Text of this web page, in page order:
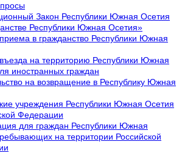
Закон Республики Южная Осетия
Республики Южная Осетия»
в гражданство Республики Южная
на территорию Республики Южная
иностранных граждан
на возвращение в Республику Южная
учреждения Республики Южная Осетия
Федерации
для граждан Республики Южная
на территории Российской